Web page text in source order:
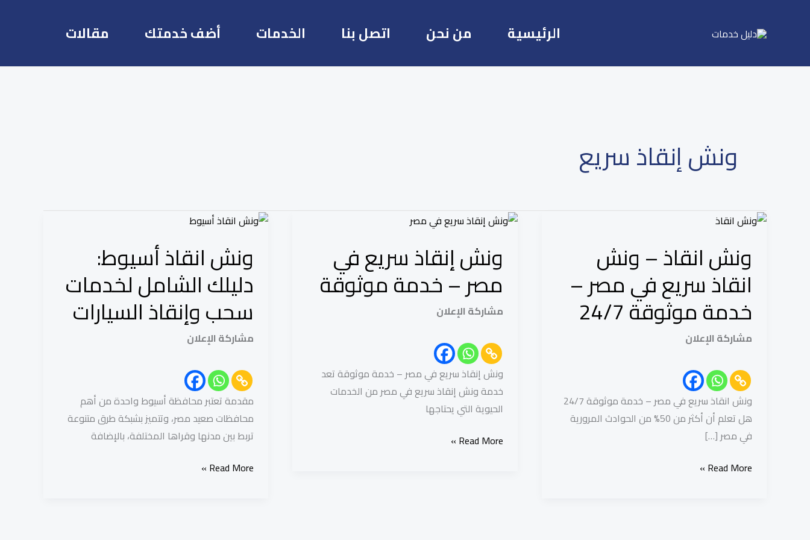
الرئيسية من نحن اتصل بنا الخدمات أضف خدمتك مقالات
ونش إنقاذ سريع
ونش انقاذ – ونش
انقاذ سريع في مصر –
خدمة موثوقة 24/7
مشاركة الإعلان
ونش انقاذ سريع في مصر – خدمة موثوقة 24/7
هل تعلم أن أكثر من 50% من الحوادث المرورية
في مصر […]
ونش
–
ونش
انقاذ
سريع
في
مصر
خدمة
موثوقة
24/7
Read More »
ونش إنقاذ سريع في
مصر – خدمة موثوقة
مشاركة الإعلان
ونش إنقاذ سريع في مصر – خدمة موثوقة تعد
خدمة ونش إنقاذ سريع في مصر من الخدمات
الحيوية التي يحتاجها
ونش
سريع
في
مصر
–
موثوقة
Read More »
ونش انقاذ أسيوط:
دليلك الشامل لخدمات
سحب وإنقاذ السيارات
مشاركة الإعلان
مقدمة تعتبر محافظة أسيوط واحدة من أهم
محافظات صعيد مصر، وتتميز بشبكة طرق متنوعة
تربط بين مدنها وقراها المختلفة، بالإضافة
ونش
أسيوط:
دليلك
الشامل
لخدمات
سحب
وإنقاذ
Read More »